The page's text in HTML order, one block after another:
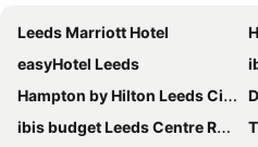
Leeds Marriott Hotel
easyHotel Leeds
Hampton by Hilton Leeds City Centre
ibis budget Leeds Centre Royal Armouries Museum